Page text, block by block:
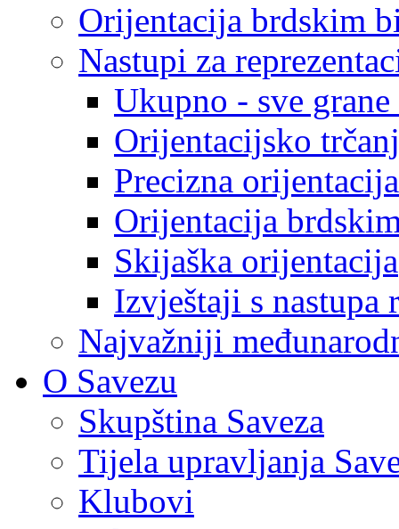
Orijentacija brdskim
Nastupi za
Ukupno - sve
Orijentacijsko
Precizna orijentacija
Orijentacija
Skijaška orijentacija
Izvještaji s nastupa
Najvažniji
O Savezu
Skupština Saveza
Tijela upravljanja
Klubovi